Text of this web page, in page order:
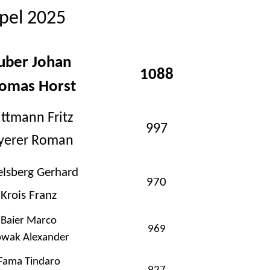
2025
Johan
1088
Horst
Fritz
997
Roman
Gerhard
970
Krois Franz
Baier Marco
969
Alexander
Tindaro